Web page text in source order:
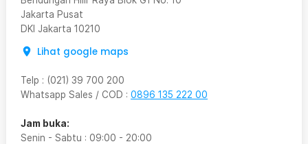
Jakarta Pusat
DKI Jakarta 10210
Lihat google maps
Telp : (021) 39 700 200
Whatsapp Sales / COD : 0896 135 222 00
Jam buka:
Senin - Sabtu : 09:00 - 20:00